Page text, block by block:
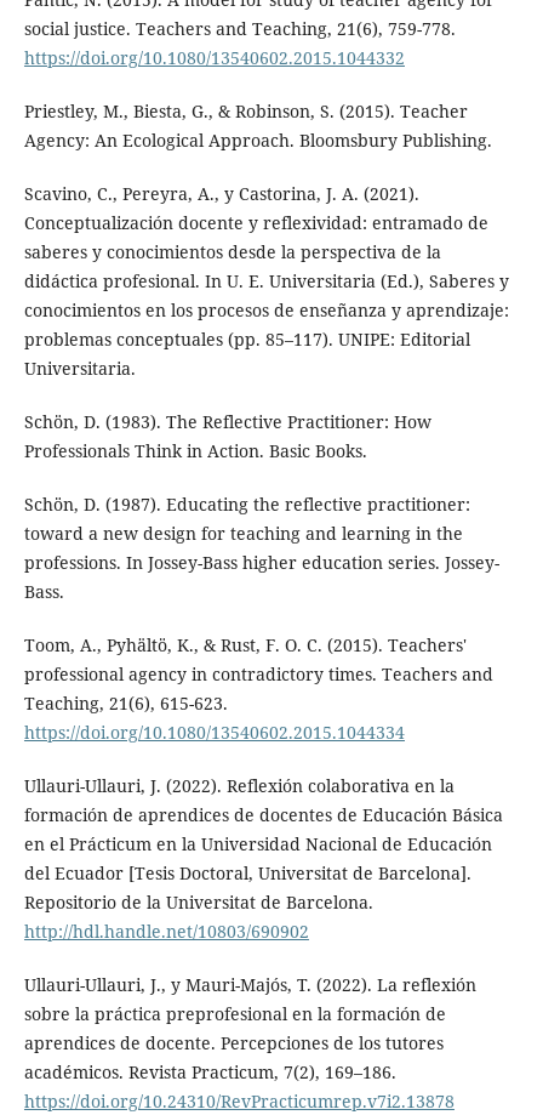
social justice. Teachers and Teaching, 21(6), 759-778.
https://doi.org/10.1080/13540602.2015.1044332
Priestley, M., Biesta, G., & Robinson, S. (2015). Teacher
Agency: An Ecological Approach. Bloomsbury Publishing.
Scavino, C., Pereyra, A., y Castorina, J. A. (2021).
Conceptualización docente y reflexividad: entramado de
saberes y conocimientos desde la perspectiva de la
didáctica profesional. In U. E. Universitaria (Ed.), Saberes y
conocimientos en los procesos de enseñanza y aprendizaje:
problemas conceptuales (pp. 85–117). UNIPE: Editorial
Universitaria.
Schön, D. (1983). The Reflective Practitioner: How
Professionals Think in Action. Basic Books.
Schön, D. (1987). Educating the reflective practitioner:
toward a new design for teaching and learning in the
professions. In Jossey-Bass higher education series. Jossey-
Bass.
Toom, A., Pyhältö, K., & Rust, F. O. C. (2015). Teachers'
professional agency in contradictory times. Teachers and
Teaching, 21(6), 615-623.
https://doi.org/10.1080/13540602.2015.1044334
Ullauri-Ullauri, J. (2022). Reflexión colaborativa en la
formación de aprendices de docentes de Educación Básica
en el Prácticum en la Universidad Nacional de Educación
del Ecuador [Tesis Doctoral, Universitat de Barcelona].
Repositorio de la Universitat de Barcelona.
http://hdl.handle.net/10803/690902
Ullauri-Ullauri, J., y Mauri-Majós, T. (2022). La reflexión
sobre la práctica preprofesional en la formación de
aprendices de docente. Percepciones de los tutores
académicos. Revista Practicum, 7(2), 169–186.
https://doi.org/10.24310/RevPracticumrep.v7i2.13878